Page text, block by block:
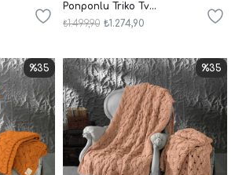
Ponponlu Triko Tv
Battaniyesi Throw Koltuk
₺1.274,90
₺1.499,90
%35 %35